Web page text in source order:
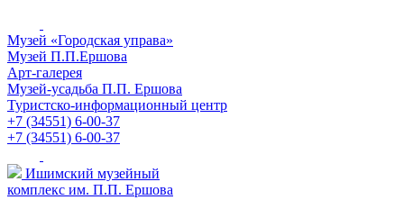
Музей «Городская управа»
Музей П.П.Ершова
Арт-галерея
Музей-усадьба П.П. Ершова
Туристско-информационный центр
+7 (34551) 6-00-37
+7 (34551) 6-00-37
Ишимский музейный
комплекс им. П.П. Ершова